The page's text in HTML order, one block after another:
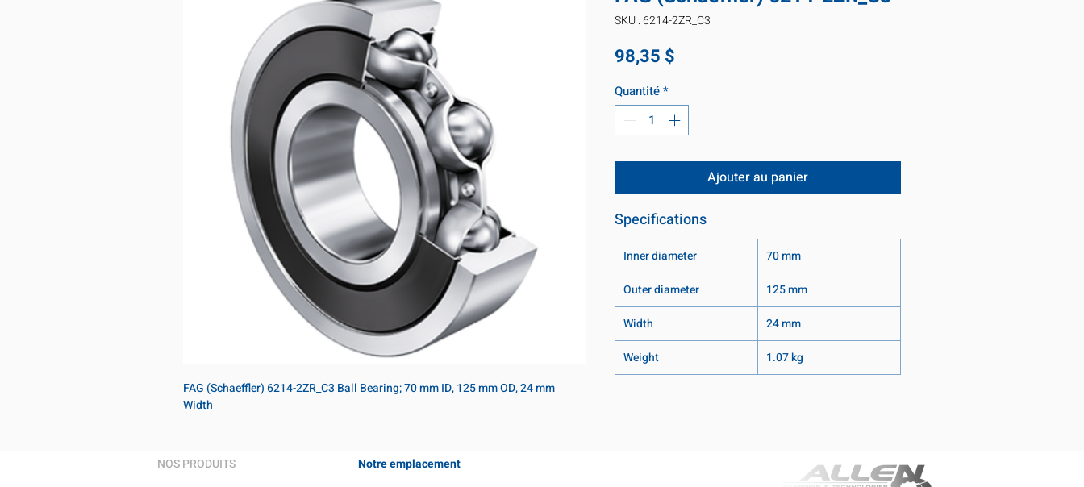
FAG (Schaeffler) 6214-2ZR_C3 Ball Bearing; 70 mm ID, 125 mm OD, 24 mm
Width
SKU : 6214-2ZR_C3
98,35 $
Quantité*
Ajouter au panier
Specifications
Inner diameter
70 mm
Outer diameter
125 mm
Width
24 mm
Weight
1.07 kg
NOS PRODUITS Notre emplacement